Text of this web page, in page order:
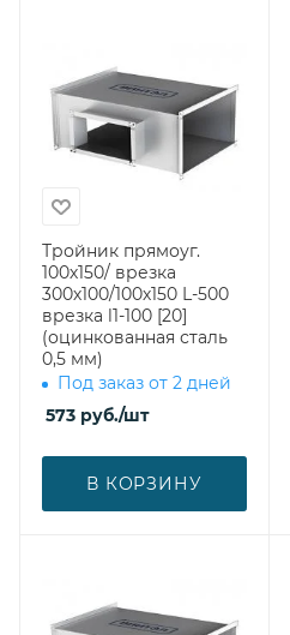
Тройник прямоуг.
100х150/ врезка
300х100/100х150 L-500
врезка l1-100 [20]
(оцинкованная сталь
0,5 мм)
Под заказ от 2 дней
573 руб./шт
В КОРЗИНУ